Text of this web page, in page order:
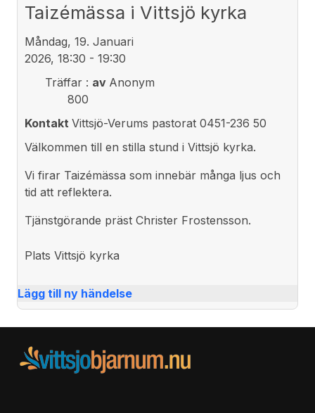
Taizémässa i Vittsjö kyrka
Måndag, 19. Januari
2026, 18:30 - 19:30
Träffar:
800
av Anonym
Kontakt Vittsjö-Verums pastorat 0451-236 50
Välkommen till en stilla stund i Vittsjö kyrka.
Vi firar Taizémässa som innebär många ljus och
tid att reflektera.
Tjänstgörande präst Christer Frostensson.
Plats Vittsjö kyrka
Lägg till ny händelse